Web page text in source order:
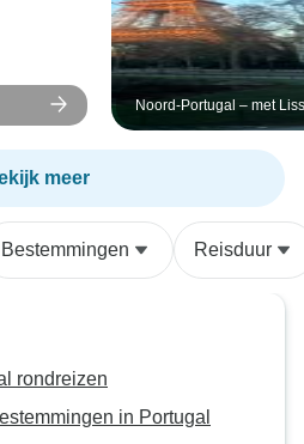
Noord-Portugal – met
meer
Bestemmingen Reisduur
rondreizen
in Portugal